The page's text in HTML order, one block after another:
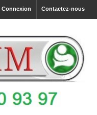
Contactez-nous
Connexion